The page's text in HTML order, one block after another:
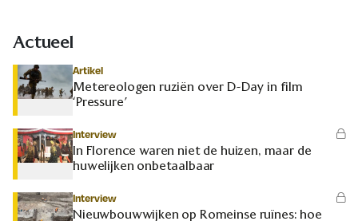
Actueel
Artikel
Metereologen ruziën over D-Day in film
‘Pressure’
Interview
In Florence waren niet de huizen, maar de
huwelijken onbetaalbaar
Interview
Nieuwbouwwijken op Romeinse ruïnes: hoe